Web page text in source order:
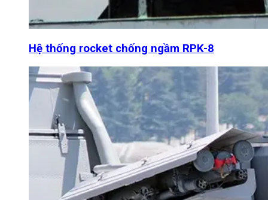
Hệ thống rocket chống ngầm RPK-8